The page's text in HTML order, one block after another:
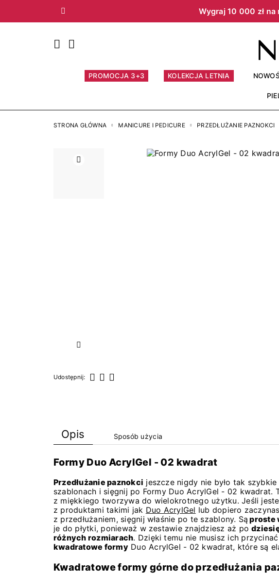
Wygraj 10 000 zł
Poprzedni
PROMOCJA 3+3 KOLEKCJA LETNIA
STRONA GŁÓWNA MANICURE I PEDICURE PRZEDŁUŻANIE PAZNOKCI
Poprzedni
Następny
Udostępnij:
Opis Sposób użycia
Formy Duo AcrylGel - 02 kwadrat
Przedłużanie paznokci jeszcze nigdy nie było tak
szablonach i sięgnij po Formy Duo AcrylGel - 02 kwadrat.
z miękkiego tworzywa do wielokrotnego użytku. Jeśli
z produktami takimi jak Duo AcrylGel lub dopiero
z przedłużaniem, sięgnij właśnie po te szablony. Są proste
je do płytki, ponieważ w zestawie znajdziesz aż po
różnych rozmiarach. Dzięki temu nie musisz ich
kwadratowe formyDuo AcrylGel - 02 kwadrat, które są
Kwadratowe formy górne do przedłużania